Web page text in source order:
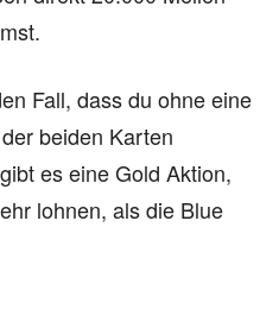
Fall, dass du ohne eine
beiden Karten
es eine Gold Aktion,
lohnen, als die Blue